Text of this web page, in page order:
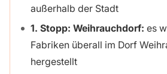
außerhalb der Stadt
1. Stopp: Weihrauchdorf: es
Fabriken überall im Dorf
hergestellt